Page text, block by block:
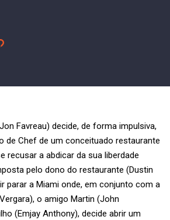
Favreau) decide, de forma impulsiva,
de Chef de um conceituado restaurante
recusar a abdicar da sua liberdade
pelo dono do restaurante (Dustin
parar a Miami onde, em conjunto com a
o amigo Martin (John
(Emjay Anthony), decide abrir um